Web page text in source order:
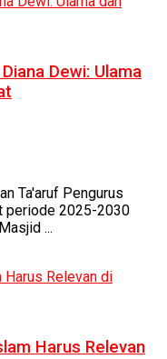
Dewi: Ulama
Ta'aruf Pengurus
periode 2025-2030
...
Harus Relevan